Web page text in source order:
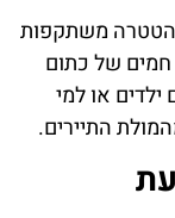
הטטרה משתקפות
חמים של כתום
או למי
התיירים.